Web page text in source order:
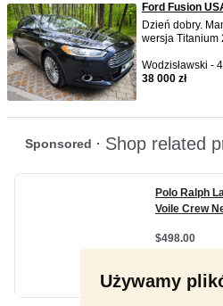
Używamy
Ford Fusion
Dzień dobry.
wersja Titanium
Wodzisławski -
38 000 zł